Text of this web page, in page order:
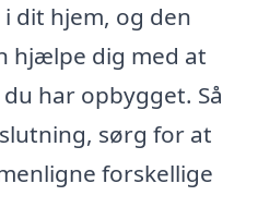
dit hjem, og den
hjælpe dig med at
har opbygget. Så
sørg for at
forskellige